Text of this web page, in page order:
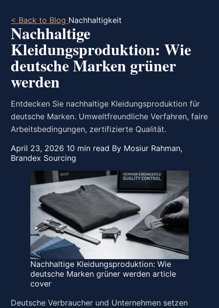
< Back to Blog Nachhaltigkeit
Nachhaltige
Kleidungsproduktion: Wie
deutsche Marken grüner
werden
Entdecken Sie nachhaltige Kleidungsproduktion für
deutsche Marken. Umweltfreundliche Verfahren, faire
Arbeitsbedingungen, zertifizierte Qualität.
April 23, 2026 10 min read By Mosiur Rahman,
Brandex Sourcing
Nachhaltige Kleidungsproduktion: Wie
deutsche Marken grüner werden article
cover
Deutsche Verbraucher und Unternehmen setzen